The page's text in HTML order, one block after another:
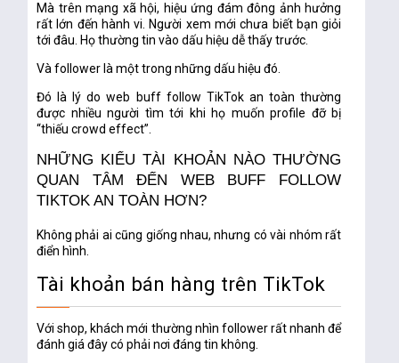
Mà trên mạng xã hội, hiệu ứng đám đông ảnh hưởng
rất lớn đến hành vi. Người xem mới chưa biết bạn giỏi
tới đâu. Họ thường tin vào dấu hiệu dễ thấy trước.
Và follower là một trong những dấu hiệu đó.
Đó là lý doweb buff follow TikTok an toàn thường
được nhiều người tìm tới khi họ muốn profile đỡ bị
“thiếu crowd effect”.
NHỮNG KIỂU TÀI KHOẢN NÀO THƯỜNG
QUAN TÂM ĐẾN WEB BUFF FOLLOW
TIKTOK AN TOÀN HƠN?
Không phải ai cũng giống nhau, nhưng có vài nhóm rất
điển hình.
Tài khoản bán hàng trên TikTok
Với shop, khách mới thường nhìn follower rất nhanh để
đánh giá đây có phải nơi đáng tin không.